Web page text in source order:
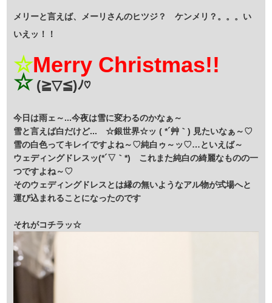
メリーと言えば、メーリさんのヒツジ？ ケンメリ？。。。い
いえッ！！
☆Merry Christmas!!
☆ (≧▽≦)ﾉ♡
今日は雨ェ～...今夜は雪に変わるのかなぁ～
雪と言えば白だけど... ☆銀世界☆ッ ( *´艸｀) 見たいなぁ～♡
雪の白色ってキレイですよね～♡純白ゥ～ッ♡…といえば～
ウェディングドレスッ(*´▽｀*) これまた純白の綺麗なものの一
つですよね～♡
そのウェディングドレスとは縁の無いようなアル物が式場へと
運び込まれることになったのです
それがコチラッ☆